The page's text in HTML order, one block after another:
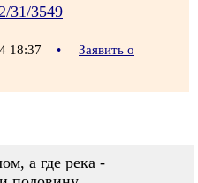
31/3549
18:37 •
Заявить о
а где река -